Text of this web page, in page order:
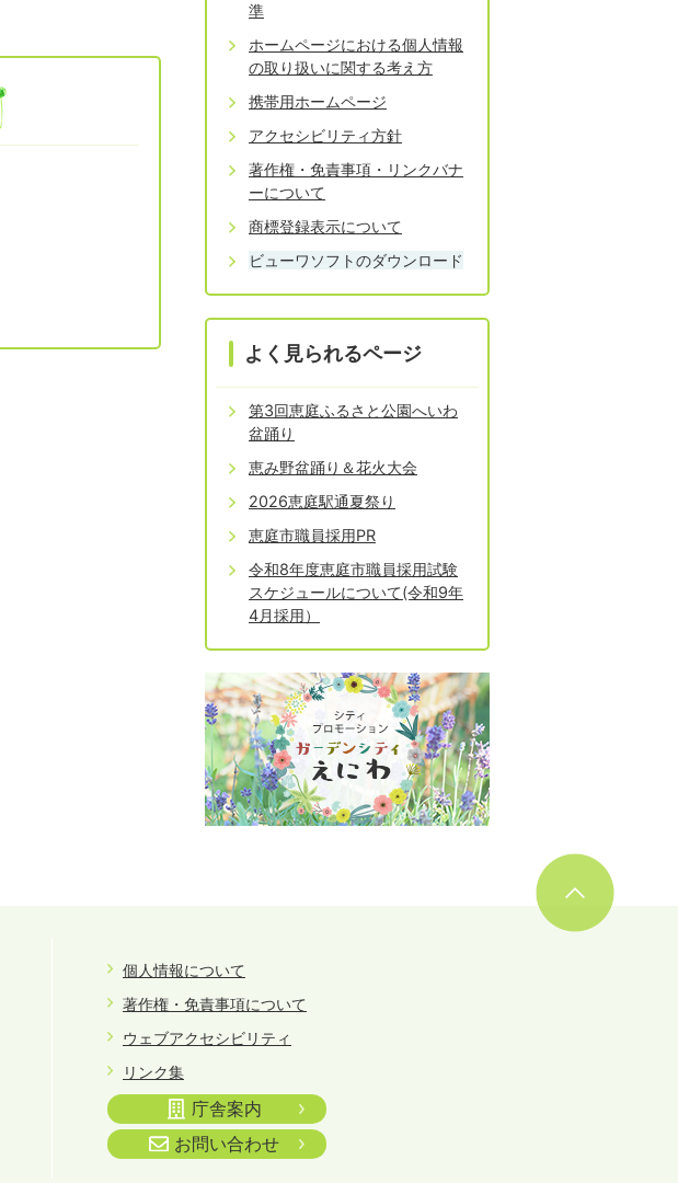
準
ホームページにおける個人情報
の取り扱いに関する考え方
携帯用ホームページ
アクセシビリティ方針
著作権・免責事項・リンクバナ
ーについて
商標登録表示について
ビューワソフトのダウンロード
よく見られるページ
第3回恵庭ふるさと公園へいわ
盆踊り
恵み野盆踊り＆花火大会
2026恵庭駅通夏祭り
恵庭市職員採用PR
令和8年度恵庭市職員採用試験
スケジュールについて(令和9年
4月採用）
個人情報について
著作権・免責事項について
ウェブアクセシビリティ
リンク集
庁舎案内
お問い合わせ